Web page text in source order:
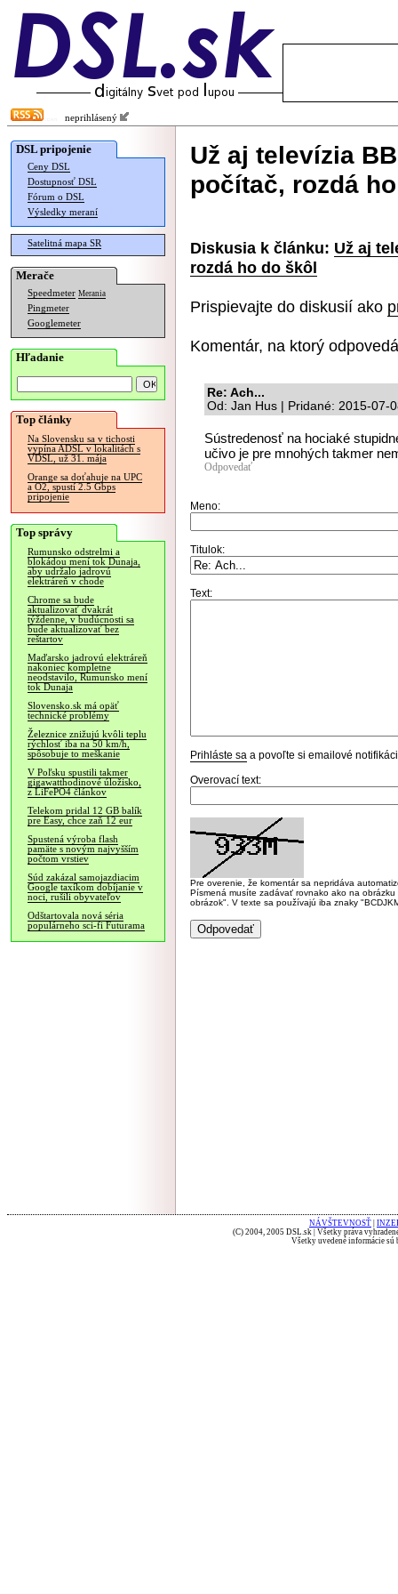
neprihlásený
DSL pripojenie
Ceny DSL
Dostupnosť DSL
Fórum o DSL
Výsledky meraní
Satelitná mapa SR
Merače
Speedmeter Merania
Pingmeter
Googlemeter
Hľadanie
Top články
Na Slovensku sa v tichosti
vypína ADSL v lokalitách s
VDSL, už 31. mája
Orange sa doťahuje na UPC
a O2, spustí 2.5 Gbps
pripojenie
Top správy
Rumunsko odstrelmi a
blokádou mení tok Dunaja,
aby udržalo jadrovú
elektráreň v chode
Chrome sa bude
aktualizovať dvakrát
týždenne, v budúcnosti sa
bude aktualizovať bez
reštartov
Maďarsko jadrovú elektráreň
nakoniec kompletne
neodstavilo, Rumunsko mení
tok Dunaja
Slovensko.sk má opäť
technické problémy
Železnice znižujú kvôli teplu
rýchlosť iba na 50 km/h,
spôsobuje to meškanie
V Poľsku spustili takmer
gigawatthodinové úložisko,
z LiFePO4 článkov
Telekom pridal 12 GB balík
pre Easy, chce zaň 12 eur
Spustená výroba flash
pamäte s novým najvyšším
počtom vrstiev
Súd zakázal samojazdiacim
Google taxíkom dobíjanie v
noci, rušili obyvateľov
Odštartovala nová séria
populárneho sci-fi Futurama
Už aj televízia
počítač, rozdá
Diskusia k článku: Už aj
rozdá ho do škôl
Prispievajte do diskusií ako
Komentár, na ktorý
Re: Ach...
Od: Jan Hus | Pridané: 2015-07-
Sústredenosť na hociaké
učivo je pre mnohých takmer
Odpovedať
Meno:
Titulok:
Text:
Prihláste sa a povoľte si emailové
Overovací text:
Pre overenie, že komentár sa nepridáva
Písmená musíte zadávať rovnako ako na
obrázok". V texte sa používajú iba znaky
NÁVŠTEVNOSŤ
(C) 2004, 2005 DSL.sk | Všetky práva
Všetky uvedené informácie sú